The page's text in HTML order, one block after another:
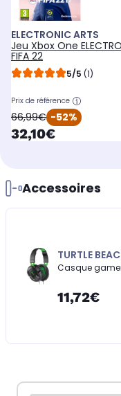
ELECTRONIC ARTS
Jeu Xbox One
FIFA 22
5/5 (1)
Prix de référence
oldPrice
66,99€ -52%
currentPrice
32,10€
Accessoires
TURTLE
Casque
11,72€